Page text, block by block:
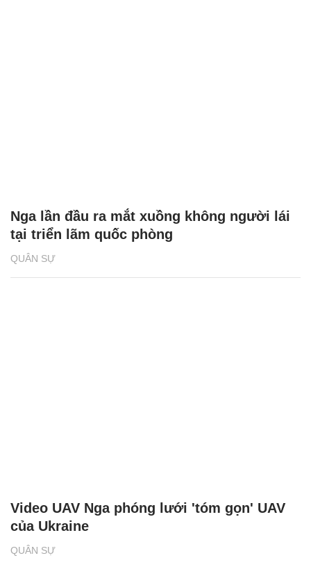
QUÂN SỰ
Nga lần đầu ra mắt xuồng không người lái
tại triển lãm quốc phòng
QUÂN SỰ
Video UAV Nga phóng lưới 'tóm gọn' UAV
của Ukraine